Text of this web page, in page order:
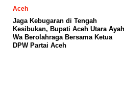
Aceh
Jaga Kebugaran di Tengah
Kesibukan, Bupati Aceh Utara Ayah
Wa Berolahraga Bersama Ketua
DPW Partai Aceh